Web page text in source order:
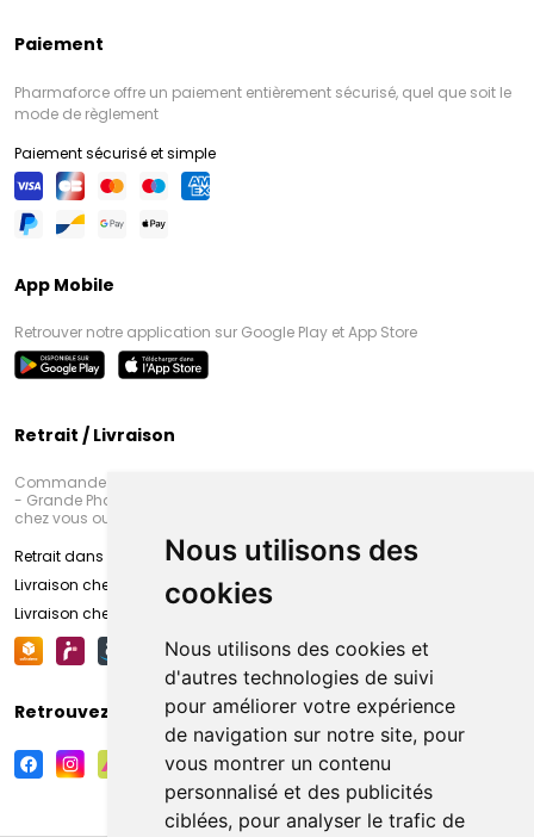
Nous utilisons des
cookies
Nous utilisons des cookies et
d'autres technologies de suivi
pour améliorer votre expérience
de navigation sur notre site, pour
vous montrer un contenu
personnalisé et des publicités
ciblées, pour analyser le trafic de
Paiement
Pharmaforce offre un paiement entièrement sécurisé, quel que soit le
mode de règlement
Paiement sécurisé et simple
App Mobile
Retrouver notre application sur Google Play et App Store
Retrait / Livraison
Commandez en ligne et venez chercher votre commande à Amiens
- Grande Pharmacie d’Amiens (Fachon) ou recevez-là rapidement
chez vous ou en point retrait
Retrait dans la pharmacie d’Amiens
Livraison chez vous
Livraison chez votre commerçant
Retrouvez-nous sur vos réseaux sociaux